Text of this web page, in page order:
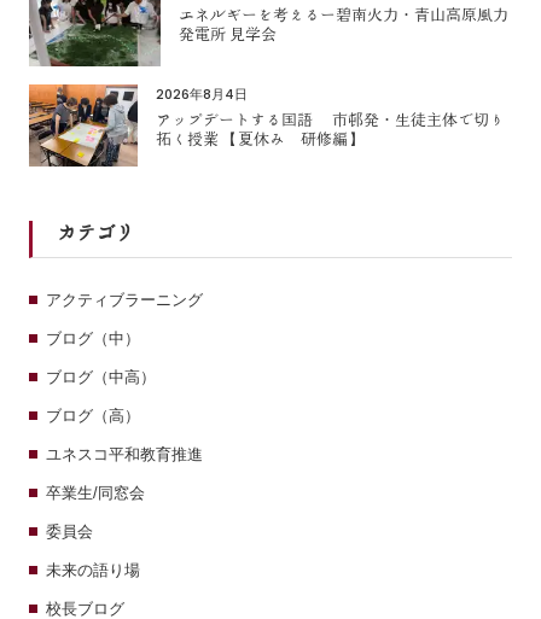
エネルギーを考えるー碧南火力・青山高原風力
発電所 見学会
2026年8月4日
アップデートする国語 市邨発・生徒主体で切り
拓く授業 【夏休み 研修編】
カテゴリ
アクティブラーニング
ブログ（中）
ブログ（中高）
ブログ（高）
ユネスコ平和教育推進
卒業生/同窓会
委員会
未来の語り場
校長ブログ